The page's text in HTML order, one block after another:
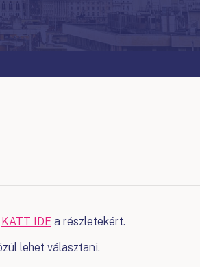
KATT IDE a részletekért.
lehet választani.